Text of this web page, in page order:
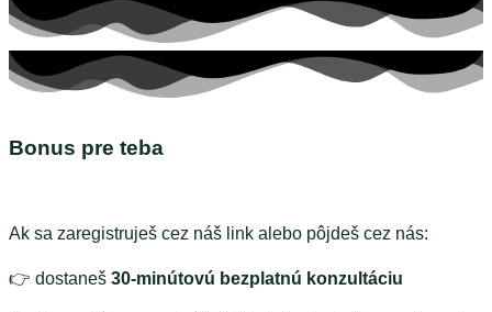
Bonus pre teba
Ak sa zaregistruješ cez náš link alebo pôjdeš cez nás:
👉 dostaneš 30-minútovú bezplatnú konzultáciu